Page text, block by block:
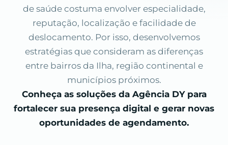
de saúde costuma envolver especialidade,
reputação, localização e facilidade de
deslocamento. Por isso, desenvolvemos
estratégias que consideram as diferenças
entre bairros da Ilha, região continental e
municípios próximos.
Conheça as soluções da Agência DY para
fortalecer sua presença digital e gerar novas
oportunidades de agendamento.